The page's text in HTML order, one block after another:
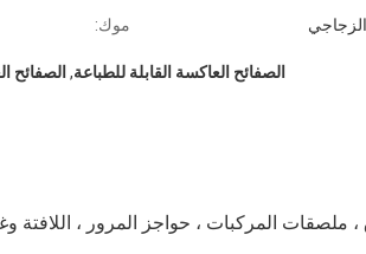
موك:
الصفائح العاكسة القابلة للطباعة, الصفائح
المركبات ، حواجز المرور ، اللافتة